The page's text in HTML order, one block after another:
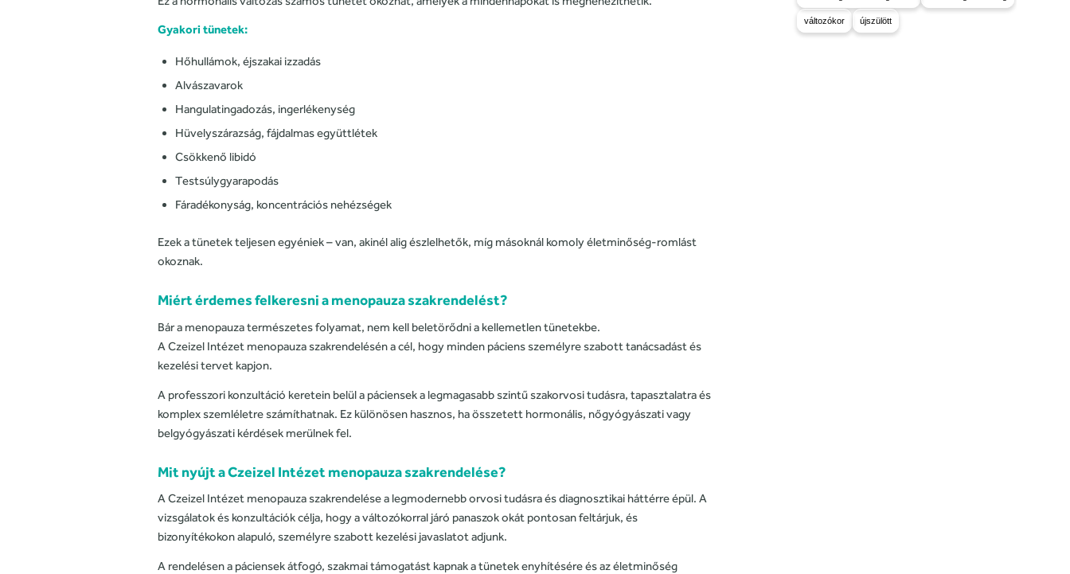
Gyakori tünetek:
Hőhullámok, éjszakai izzadás
Alvászavarok
Hangulatingadozás, ingerlékenység
Hüvelyszárazság, fájdalmas együttlétek
Csökkenő libidó
Testsúlygyarapodás
Fáradékonyság, koncentrációs nehézségek
Ezek a tünetek teljesen egyéniek – van, akinél alig észlelhetők, míg másoknál komoly életminőség-romlást
okoznak.
Miért érdemes felkeresni a menopauza szakrendelést?
Bár a menopauza természetes folyamat, nem kell beletörődni a kellemetlen tünetekbe.
A Czeizel Intézet menopauza szakrendelésén a cél, hogy minden páciens személyre szabott tanácsadást és
kezelési tervet kapjon.
A professzori konzultáció keretein belül a páciensek a legmagasabb szintű szakorvosi tudásra, tapasztalatra és
komplex szemléletre számíthatnak. Ez különösen hasznos, ha összetett hormonális, nőgyógyászati vagy
belgyógyászati kérdések merülnek fel.
Mit nyújt a Czeizel Intézet menopauza szakrendelése?
A Czeizel Intézet menopauza szakrendelése a legmodernebb orvosi tudásra és diagnosztikai háttérre épül. A
vizsgálatok és konzultációk célja, hogy a változókorral járó panaszok okát pontosan feltárjuk, és
bizonyítékokon alapuló, személyre szabott kezelési javaslatot adjunk.
A rendelésen a páciensek átfogó, szakmai támogatást kapnak a tünetek enyhítésére és az életminőség
változókor újszülött